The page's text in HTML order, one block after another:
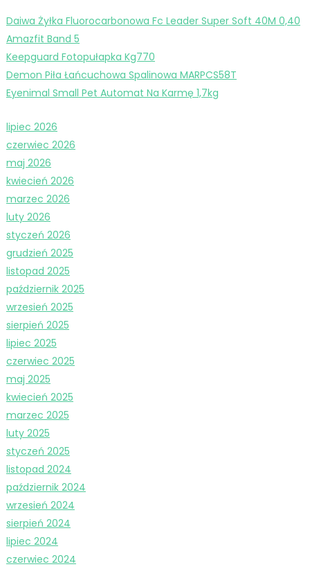
Daiwa Żyłka Fluorocarbonowa Fc Leader Super Soft 40M 0,40
Amazfit Band 5
Keepguard Fotopułapka Kg770
Demon Piła Łańcuchowa Spalinowa MARPCS58T
Eyenimal Small Pet Automat Na Karmę 1,7kg
lipiec 2026
czerwiec 2026
maj 2026
kwiecień 2026
marzec 2026
luty 2026
styczeń 2026
grudzień 2025
listopad 2025
październik 2025
wrzesień 2025
sierpień 2025
lipiec 2025
czerwiec 2025
maj 2025
kwiecień 2025
marzec 2025
luty 2025
styczeń 2025
listopad 2024
październik 2024
wrzesień 2024
sierpień 2024
lipiec 2024
czerwiec 2024